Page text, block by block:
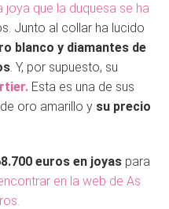
joya que la duquesa se ha
Junto al collar ha lucido
blanco y diamantes de
. Y, por supuesto, su
Esta es una de sus
oro amarillo y su precio
euros en joyas para
en la web de As